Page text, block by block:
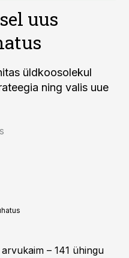
uus
üldkoosolekul
ning valis uue
– 141 ühingu